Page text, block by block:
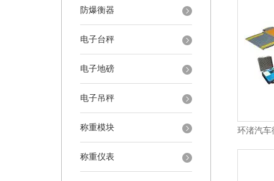
防爆衡器
电子台秤
电子地磅
电子吊秤
称重模块
称重仪表